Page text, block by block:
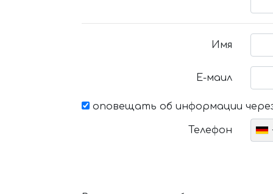
Имя
Е-маил
оповещать об информации
Телефон